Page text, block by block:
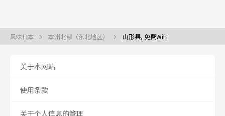
风味日本 本州北部（东北地区） 山形县, 免费WiFi
关于本网站
使用条款
关于个人信息的管理